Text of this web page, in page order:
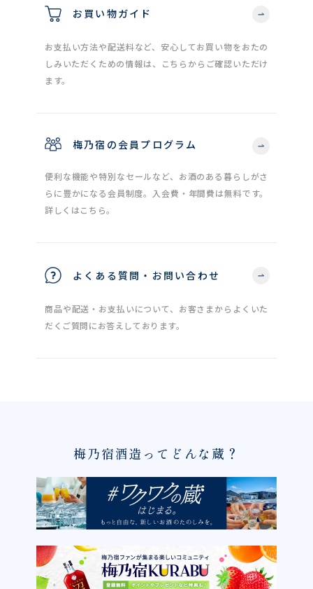
お買い物ガイド
お支払い方法や配送料など、安心してお買い物をおたの
しみいただくための情報は、こちらからご確認いただけ
ます。
梅乃宿の会員プログラム
便利な機能や特別なセールなど、お酒のある暮らしがさ
らに豊かになる会員制度。入会費・年間費は無料です。
詳しくはこちら。
よくある質問・お問い合わせ
商品や配送・お支払いについて、お客さまからよくいた
だくご質問にお答えしております。
梅乃宿酒造ってどんな蔵？